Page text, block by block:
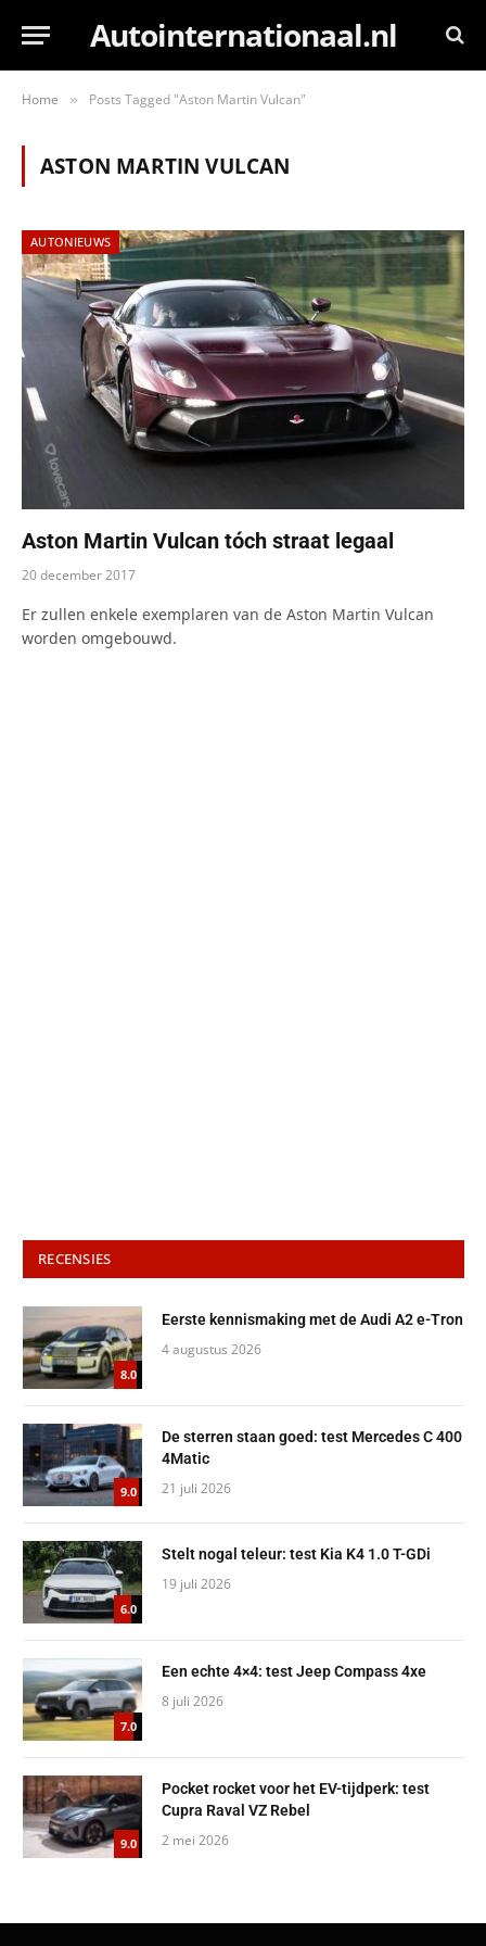
Autointernationaal.nl
Home » Posts Tagged "Aston Martin Vulcan"
ASTON MARTIN VULCAN
AUTONIEUWS
Aston Martin Vulcan tóch straat legaal
20 december 2017
Er zullen enkele exemplaren van de Aston Martin Vulcan
worden omgebouwd.
RECENSIES
8.0
Eerste kennismaking met de Audi A2 e-Tron
4 augustus 2026
9.0
De sterren staan goed: test Mercedes C 400
4Matic
21 juli 2026
6.0
Stelt nogal teleur: test Kia K4 1.0 T-GDi
19 juli 2026
7.0
Een echte 4×4: test Jeep Compass 4xe
8 juli 2026
9.0
Pocket rocket voor het EV-tijdperk: test
Cupra Raval VZ Rebel
2 mei 2026